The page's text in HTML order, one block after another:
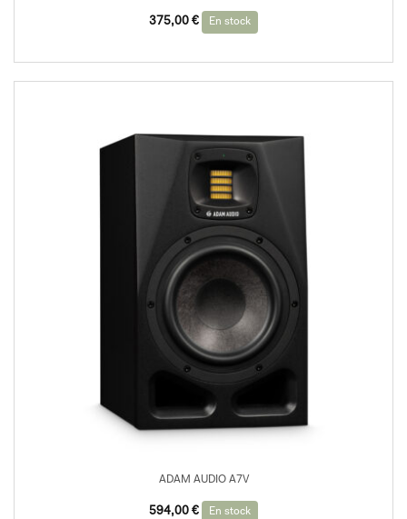
375,00 € En stock
ADAM AUDIO A7V
594,00 € En stock